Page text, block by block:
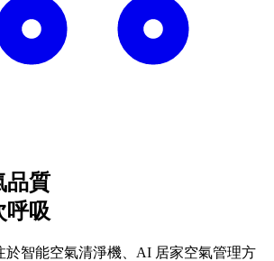
品質
呼吸
於智能空氣清淨機、AI 居家空氣管理方